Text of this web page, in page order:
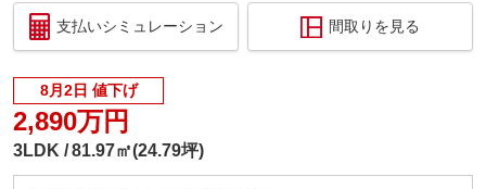
支払いシミュレーション 間取りを見る
8月2日 値下げ
2,890万円
3LDK 81.97㎡(24.79坪)